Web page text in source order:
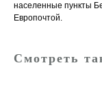
населенные пункты
Европочтой.
Смотреть